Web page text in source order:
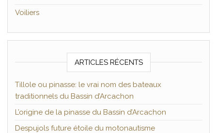
Voiliers
ARTICLES RÉCENTS
Tillole ou pinasse: le vrai nom des bateaux
traditionnels du Bassin d’Arcachon
L’origine de la pinasse du Bassin d’Arcachon
Despujols future étoile du motonautisme